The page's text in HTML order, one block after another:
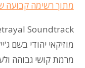
מתוך רשימה קבועה
Soundtrack
מוזיקאי יהודי בשם
מרמת קושי גבוהה